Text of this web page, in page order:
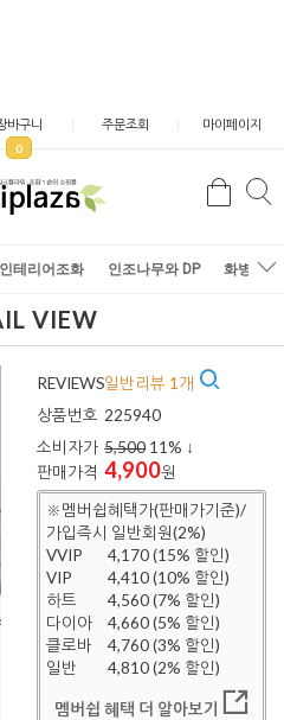
바구니
0
주문조회 마이페이지
검
테리어조화 인조나무와 DP 화병/화
VIEW
REVIEWS일반리뷰 1개
상품번호 225940
소비자가 5,500 11% ↓
판매가격 4,900원
※멤버쉽혜택가(판매가기준)/
가입즉시 일반회원(2%)
VVIP
4,170 (15% 할인)
VIP
4,410 (10% 할인)
하트
4,560 (7% 할인)
다이아
4,660 (5% 할인)
클로바
4,760 (3% 할인)
일반
4,810 (2% 할인)
멤버쉽 혜택 더 알아보기